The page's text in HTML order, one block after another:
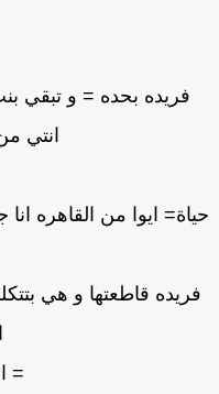
فريده بحده = و تبقي
انتي من
ايوا من القاهره انا
قاطعتها و هي
=